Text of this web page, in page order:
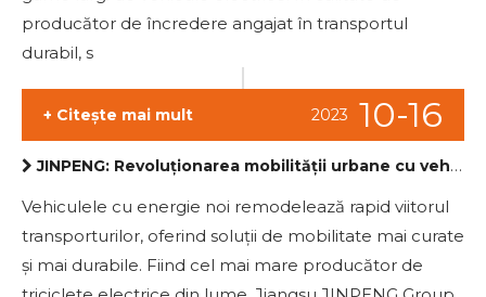
producător de încredere angajat în transportul
durabil, s
10-16
2023
+ Citește mai mult
JINPENG: Revoluționarea mobilității urbane cu vehicule cu energie noi
Vehiculele cu energie noi remodelează rapid viitorul
transporturilor, oferind soluții de mobilitate mai curate
și mai durabile. Fiind cel mai mare producător de